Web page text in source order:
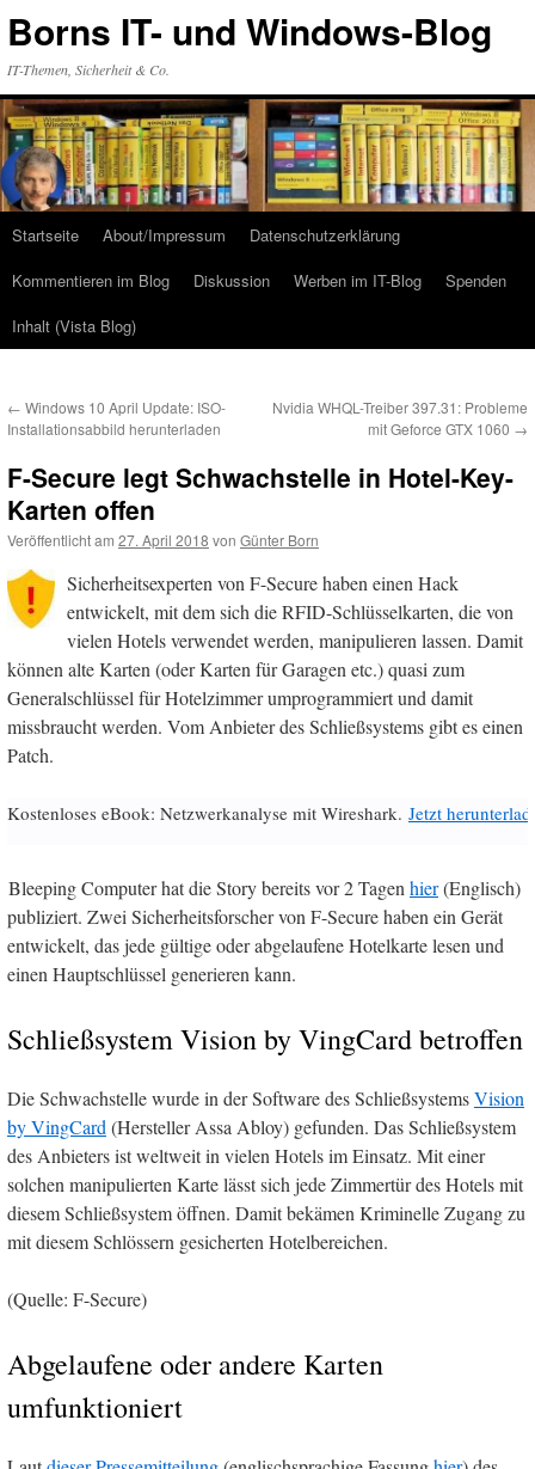
Inhalt
Borns IT- und Windows-Blog
IT-Themen, Sicherheit & Co.
Startseite About/Impressum
Datenschutzerklärung
Kommentieren im Blog
Diskussion Werben im IT-Blog
Spenden
Inhalt (Vista Blog)
← Windows 10 April Update: ISO-
Installationsabbild herunterladen
Nvidia WHQL-Treiber 397.31: Probleme
mit Geforce GTX 1060 →
F-Secure legt Schwachstelle in Hotel-Key-
Karten offen
Veröffentlicht am 27. April 2018 von Günter Born
Sicherheitsexperten von F-Secure haben einen Hack
entwickelt, mit dem sich die RFID-Schlüsselkarten, die von
vielen Hotels verwendet werden, manipulieren lassen. Damit
können alte Karten (oder Karten für Garagen etc.) quasi zum
Generalschlüssel für Hotelzimmer umprogrammiert und damit
missbraucht werden. Vom Anbieter des Schließsystems gibt es einen
Patch.
Kostenloses eBook: Netzwerkanalyse mit Wireshark. Jetzt
Bleeping Computer hat die Story bereits vor 2 Tagenhier(Englisch)
publiziert. Zwei Sicherheitsforscher von F-Secure haben ein Gerät
entwickelt, das jede gültige oder abgelaufene Hotelkarte lesen und
einen Hauptschlüssel generieren kann.
Schließsystem Vision by VingCard betroffen
Die Schwachstelle wurde in der Software des SchließsystemsVision
by VingCard(Hersteller Assa Abloy) gefunden. Das Schließsystem
des Anbieters ist weltweit in vielen Hotels im Einsatz. Mit einer
solchen manipulierten Karte lässt sich jede Zimmertür des Hotels mit
diesem Schließsystem öffnen. Damit bekämen Kriminelle Zugang zu
mit diesem Schlössern gesicherten Hotelbereichen.
(Quelle: F-Secure)
Abgelaufene oder andere Karten
umfunktioniert